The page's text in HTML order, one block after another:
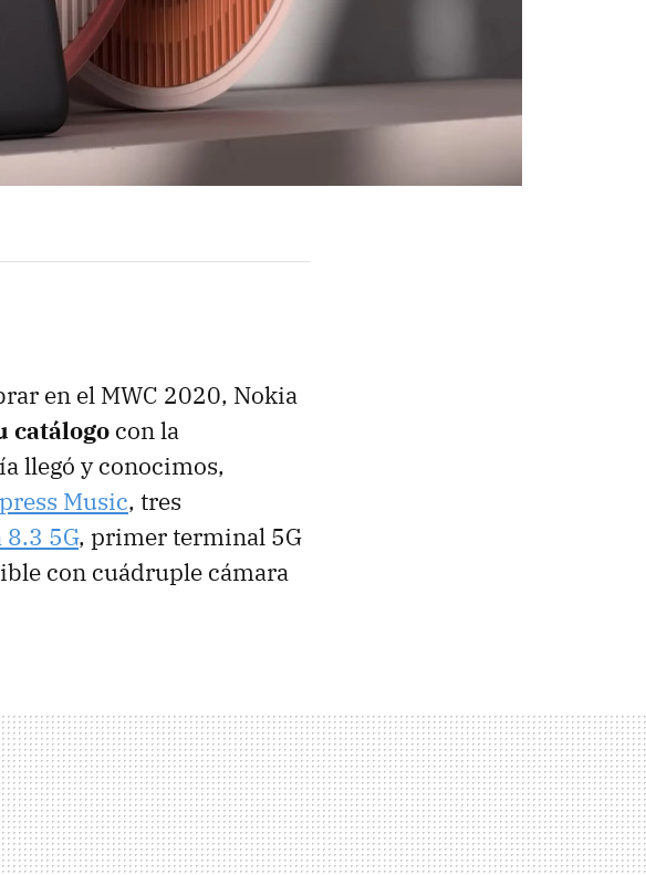
en el MWC 2020, Nokia
catálogo con la
llegó y conocimos,
Music, tres
8.3 5G, primer terminal 5G
con cuádruple cámara